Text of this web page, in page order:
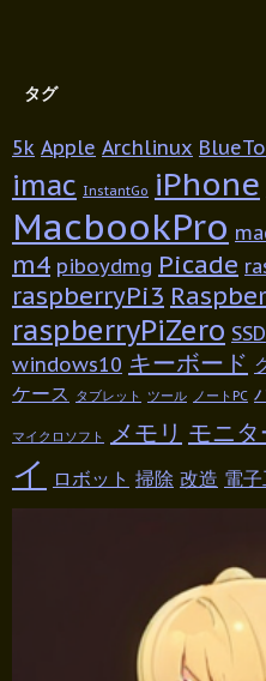
タグ
5k Apple Archlinux
imac InstantGo iPhone
MacbookPro
m4 piboydmg Picade
raspberryPi3
raspberryPiZero SSD
windows10 キーボード
ケース タブレット ツール ノートPC
マイクロソフト メモリ モニタ
イ
ロボット 掃除 改造 電